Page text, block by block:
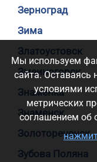
Зерноград
Зима
Златоустовск
Змеиногорск
Знаменка
Знаменск
Золотореченск
Зубова Поляна
Мы используем
сайта. Оставаясь
условиями
метрических
соглашением об